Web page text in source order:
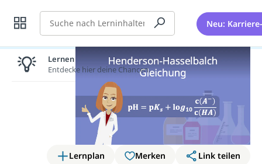
Suche Neu:
Lernplan Merken
Link teilen
Lernen lohnt sich!
Entdecke hier deine Chancen.